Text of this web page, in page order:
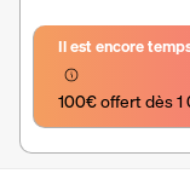
Il est encore
100€ offert dès